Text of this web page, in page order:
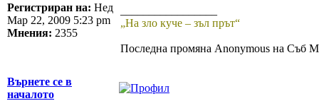
Регистриран на: Нед
Мар 22, 2009 5:23 pm
Мнения: 2355
„На зло куче – зъл прът“
Последна промяна Anonymous на Съб
Върнете се в
началото